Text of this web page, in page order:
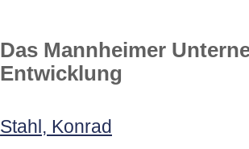
Das Mannheimer
Entwicklung
Stahl, Konrad